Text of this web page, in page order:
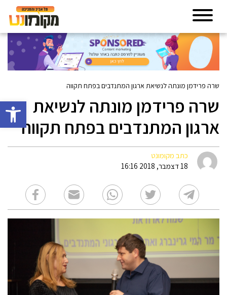
פתח
שרה פרידמן מונתה לנשיאת ארגון המתנדבים בפתח תקווה
שרה פרידמן מונתה לנשיאת
ארגון המתנדבים בפתח תקווה
כתב מקומונט
18 דצמבר, 2018 16:16